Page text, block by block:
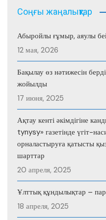
Соңғы жаңалықтар
Абыройлы ғұмыр, аяулы
12 мая, 2026
Бақылау өз нәтижесін
жойылды
17 июня, 2025
Ақтау кенті әкімдігіне
tynysy» газетінде үгіт-
орналастыруға қатысты
шарттар
20 апреля, 2025
Ұлттық құндылықтар –
18 апреля, 2025